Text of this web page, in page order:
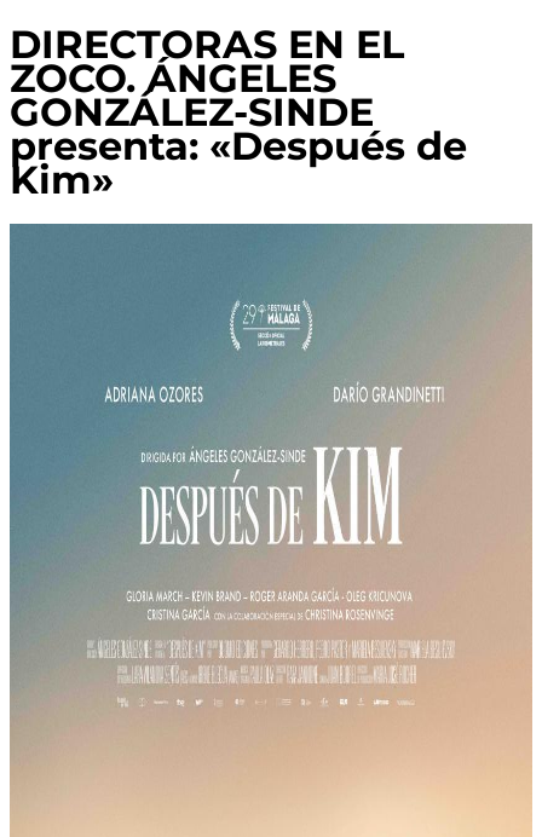
DIRECTORAS EN EL
ZOCO. ÁNGELES
GONZÁLEZ-SINDE
presenta: «Después de
Kim»